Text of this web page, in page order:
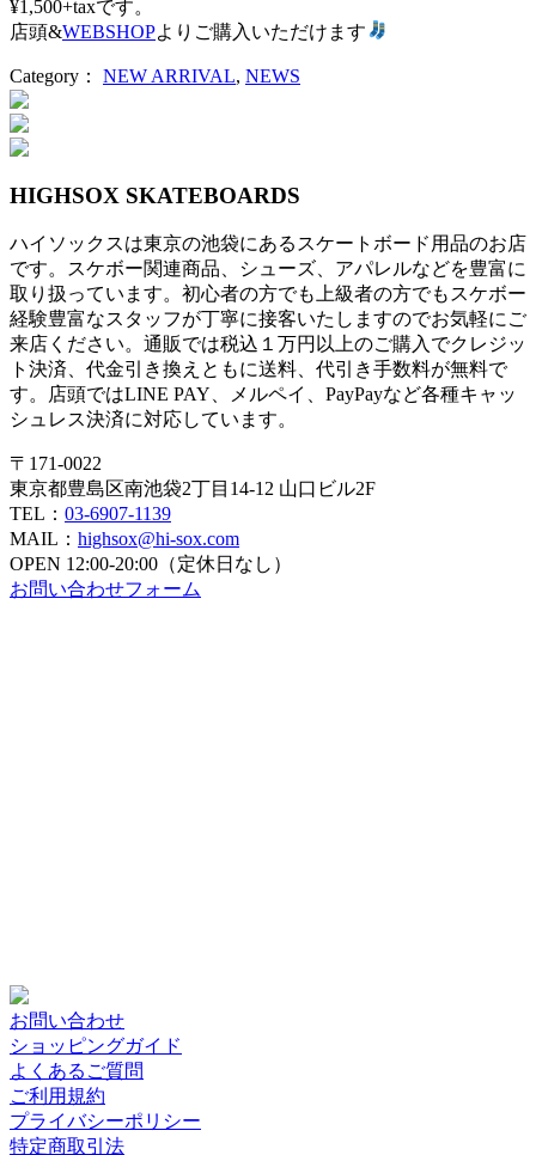
¥1,500+taxです。
店頭&WEBSHOPよりご購入いただけます
Category： NEW ARRIVAL, NEWS
投
稿
ナ
ゲ
ー
シ
ョ
ン
HIGHSOX SKATEBOARDS
ハイソックスは東京の池袋にあるスケートボード用品のお店
です。スケボー関連商品、シューズ、アパレルなどを豊富に
取り扱っています。初心者の方でも上級者の方でもスケボー
経験豊富なスタッフが丁寧に接客いたしますのでお気軽にご
来店ください。通販では税込１万円以上のご購入でクレジッ
ト決済、代金引き換えともに送料、代引き手数料が無料で
す。店頭ではLINE PAY、メルペイ、PayPayなど各種キャッ
シュレス決済に対応しています。
〒171-0022
東京都豊島区南池袋2丁目14-12 山口ビル2F
TEL： 03-6907-1139
MAIL： highsox@hi-sox.com
OPEN 12:00-20:00（定休日なし）
お問い合わせフォーム
お問い合わせ
ショッピングガイド
よくあるご質問
ご利用規約
プライバシーポリシー
特定商取引法